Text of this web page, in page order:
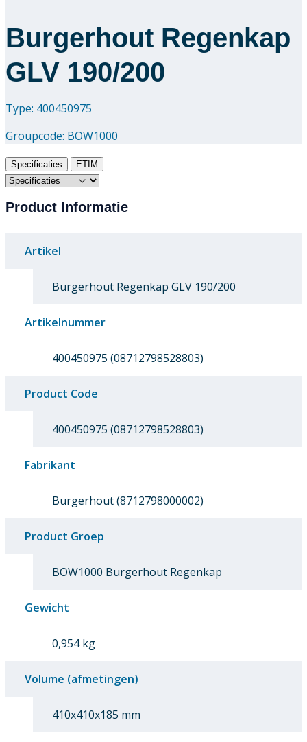
Burgerhout Regenkap
GLV 190/200
Type: 400450975
Groupcode: BOW1000
Specificaties ETIM
Product Informatie
Artikel
Burgerhout Regenkap GLV 190/200
Artikelnummer
400450975 (08712798528803)
Product Code
400450975 (08712798528803)
Fabrikant
Burgerhout (8712798000002)
Product Groep
BOW1000 Burgerhout Regenkap
Gewicht
0,954 kg
Volume (afmetingen)
410x410x185 mm